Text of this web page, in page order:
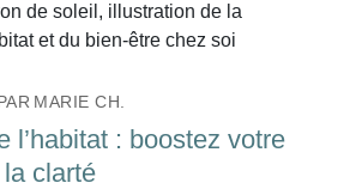
MARIE CH.
l’habitat : boostez votre
clarté